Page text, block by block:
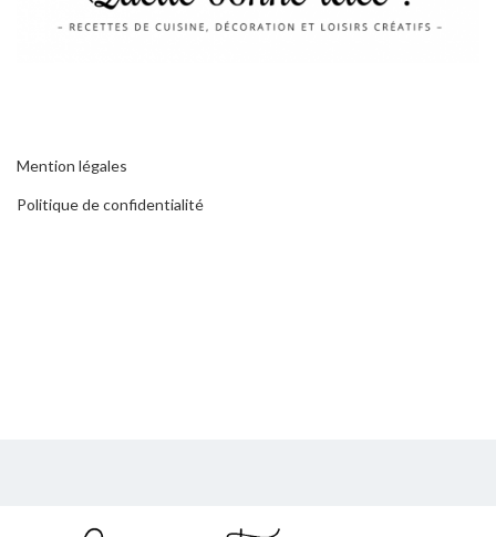
Mention légales
Politique de confidentialité